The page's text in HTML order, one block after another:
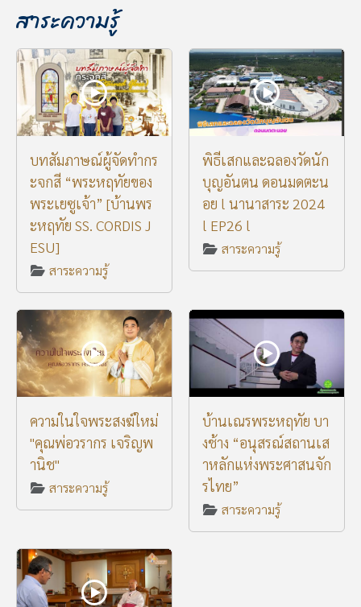
สาระความรู้
บทสัมภาษณ์ผู้จัดทำกร
ะจกสี “พระหฤทัยของ
พระเยซูเจ้า” [บ้านพร
ะหฤทัย SS. CORDIS J
ESU]
สาระความรู้
พิธีเสกและฉลองวัดนัก
บุญอันตน ดอนมดตะน
อย l นานาสาระ 2024
l EP26 l
สาระความรู้
ความในใจพระสงฆ์ใหม่
"คุณพ่อวรากร เจริญพ
านิช"
สาระความรู้
บ้านเณรพระหฤทัย บา
งช้าง “อนุสรณ์สถานเส
าหลักแห่งพระศาสนจัก
รไทย”
สาระความรู้